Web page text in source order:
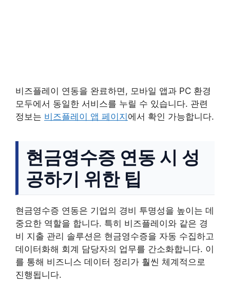
비즈플레이 연동을 완료하면, 모바일 앱과 PC 환경
모두에서 동일한 서비스를 누릴 수 있습니다. 관련
정보는 비즈플레이 앱 페이지 에서 확인 가능합니다.
현금영수증 연동 시 성
공하기 위한 팁
현금영수증 연동은 기업의 경비 투명성을 높이는 데
중요한 역할을 합니다. 특히 비즈플레이와 같은 경
비 지출 관리 솔루션은 현금영수증을 자동 수집하고
데이터화해 회계 담당자의 업무를 간소화합니다. 이
를 통해 비즈니스 데이터 정리가 훨씬 체계적으로
진행됩니다.